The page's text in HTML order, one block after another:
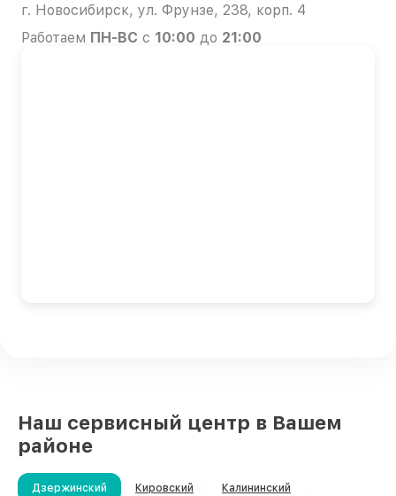
г. Новосибирск, ул. Фрунзе, 238, корп. 4
Работаем ПН-ВС с 10:00 до 21:00
Наш сервисный центр в Вашем
районе
Дзержинский Кировский Калининский